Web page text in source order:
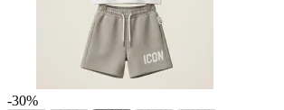
-30%